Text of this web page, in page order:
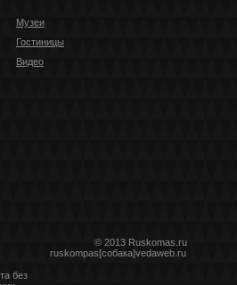
Музеи
Гостиницы
Видео
© 2013 Ruskomas.ru
ruskompas[собака]vedaweb.ru
без